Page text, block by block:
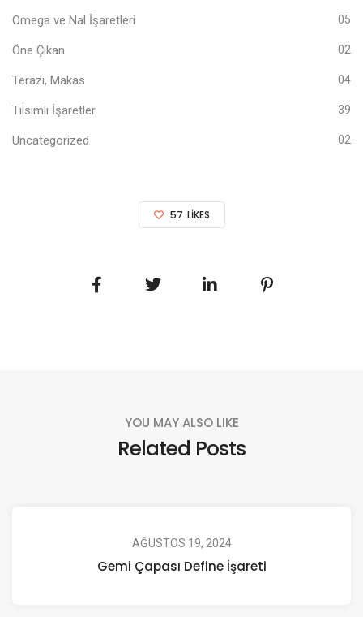
Omega ve Nal İşaretleri 05
Öne Çıkan 02
Terazi, Makas 04
Tılsımlı İşaretler 39
Uncategorized 02
57 LIKES
YOU MAY ALSO LIKE
Related Posts
AĞUSTOS 19, 2024
Gemi Çapası Define İşareti